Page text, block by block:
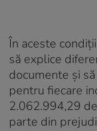
În aceste
să explice
documente și
pentru fiecare
2.062.994,29
parte din